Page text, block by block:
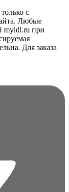
с
Любые
myldl.ru при
Для заказа